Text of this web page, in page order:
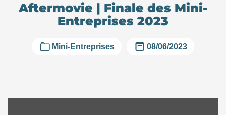
Aftermovie | Finale des Mini-
Entreprises 2023
Mini-Entreprises 08/06/2023